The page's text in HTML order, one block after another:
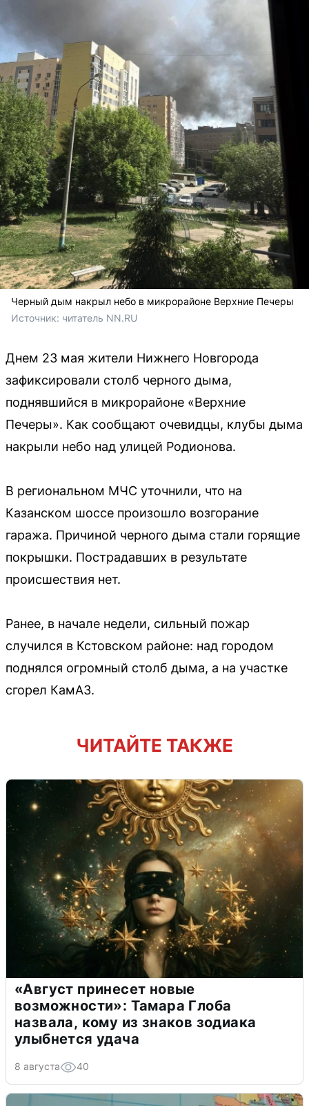
Черный дым накрыл небо в микрорайоне Верхние Печеры
Источник: читатель NN.RU
Днем 23 мая жители Нижнего Новгорода
зафиксировали столб черного дыма,
поднявшийся в микрорайоне «Верхние
Печеры». Как сообщают очевидцы, клубы дыма
накрыли небо над улицей Родионова.
В региональном МЧС уточнили, что на
Казанском шоссе произошло возгорание
гаража. Причиной черного дыма стали горящие
покрышки. Пострадавших в результате
происшествия нет.
Ранее, в начале недели, сильный пожар
случился в Кстовском районе: над городом
поднялся огромный столб дыма, а на участке
сгорел КамАЗ.
ЧИТАЙТЕ ТАКЖЕ
«Август принесет новые
возможности»: Тамара Глоба
назвала, кому из знаков зодиака
улыбнется удача
8 августа 40